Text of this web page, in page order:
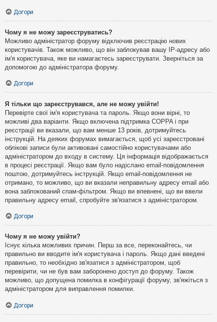
Догори
Чому я не можу зареєструватись?
Можливо адміністратор форуму відключив реєстрацію нових
користувачів. Також можливо, що він заблокував вашу IP-адресу або
ім'я користувача, яке ви намагаєтесь зареєструвати. Зверніться за
допомогою до адміністратора форуму.
Догори
Я тільки що зареєструвався, але не можу увійти!
Перевірте свої ім'я користувача та пароль. Якщо вони вірні, то
можливі два варіанти. Якщо включена підтримка COPPA і при
реєстрації ви вказали, що вам менше 13 років, дотримуйтесь
інструкцій. На деяких форумах вимагається, щоб усі зареєстровані
облікові записи були активовані самостійно користувачами або
адміністратором до входу в систему. Ця інформація відображається
в процесі реєстрації. Якщо вам було надіслано email-повідомлення
поштою, дотримуйтесь інструкцій. Якщо email-повідомлення не
отримано, то можливо, що ви вказали неправильну адресу email або
вона заблокований спам-фільтром. Якщо ви впевнені, що ви ввели
правильну адресу email, спробуйте зв'язатися з адміністратором.
Догори
Чому я не можу увійти?
Існує кілька можливих причин. Перш за все, переконайтесь, чи
правильно ви вводите ім'я користувача і пароль. Якщо дані введені
правильно, то необхідно зв'язатися з адміністратором, щоб
перевірити, чи не був вам заборонено доступ до форуму. Також
можливо, що допущена помилка в конфігурації форуму, зв'яжіться з
адміністратором для виправлення помилки.
Догори